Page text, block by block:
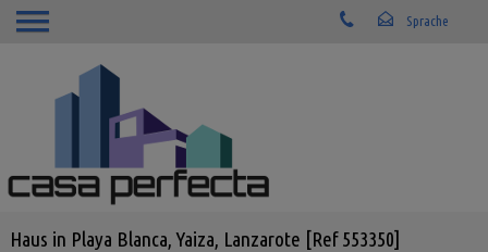
Haus in Playa Blanca, Yaiza, Lanzarote [Ref 553350]